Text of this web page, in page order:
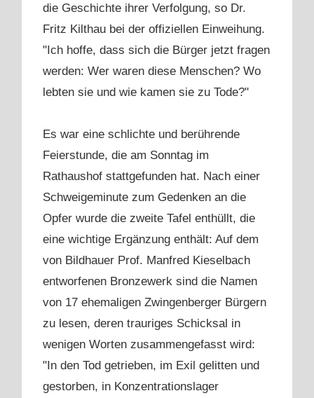
die Geschichte ihrer Verfolgung, so Dr.
Fritz Kilthau bei der offiziellen Einweihung.
"Ich hoffe, dass sich die Bürger jetzt fragen
werden: Wer waren diese Menschen? Wo
lebten sie und wie kamen sie zu Tode?"
Es war eine schlichte und berührende
Feierstunde, die am Sonntag im
Rathaushof stattgefunden hat. Nach einer
Schweigeminute zum Gedenken an die
Opfer wurde die zweite Tafel enthüllt, die
eine wichtige Ergänzung enthält: Auf dem
von Bildhauer Prof. Manfred Kieselbach
entworfenen Bronzewerk sind die Namen
von 17 ehemaligen Zwingenberger Bürgern
zu lesen, deren trauriges Schicksal in
wenigen Worten zusammengefasst wird:
"In den Tod getrieben, im Exil gelitten und
gestorben, in Konzentrationslager